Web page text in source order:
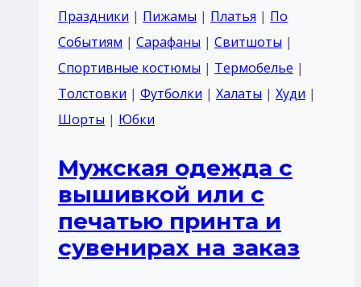
воротник
стойка
с
галуном
отделка
тк
п/
ш
габардин
Праздники | Пижамы | Платья | По
Событиям | Сарафаны | Свитшоты |
Спортивные костюмы | Термобелье |
Толстовки | Футболки | Халаты | Худи |
Шорты | Юбки
Мужская одежда с
вышивкой или с
печатью принта и
сувенирах на заказ